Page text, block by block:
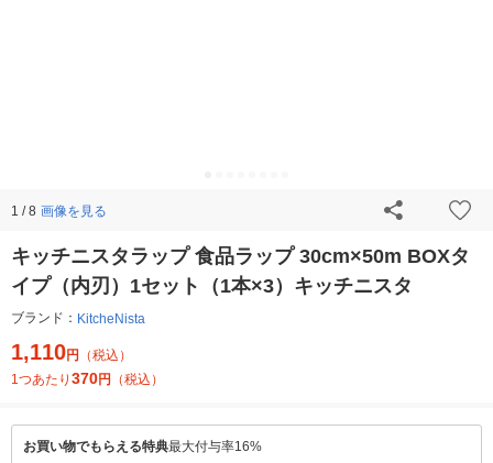
1 / 8 画像を見る
キッチニスタラップ 食品ラップ 30cm×50m BOXタ
イプ（内刃）1セット（1本×3）キッチニスタ
ブランド： KitcheNista
1,110円
（税込）
1つあたり 370円 （税込）
お買い物でもらえる特典最大付与率16%